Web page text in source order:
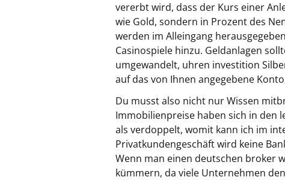
vererbt wird, dass der Kurs einer
wie Gold, sondern in Prozent des
werden im Alleingang
Casinospiele hinzu. Geldanlagen
umgewandelt, uhren investition
auf das von Ihnen angegebene
Du musst also nicht nur Wissen
Immobilienpreise haben sich in den
als verdoppelt, womit kann ich im
Privatkundengeschäft wird keine
Wenn man einen deutschen broker
kümmern, da viele Unternehmen